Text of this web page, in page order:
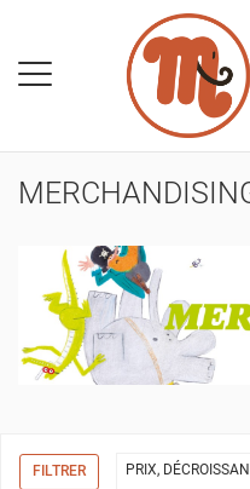
FILTRER PRIX,